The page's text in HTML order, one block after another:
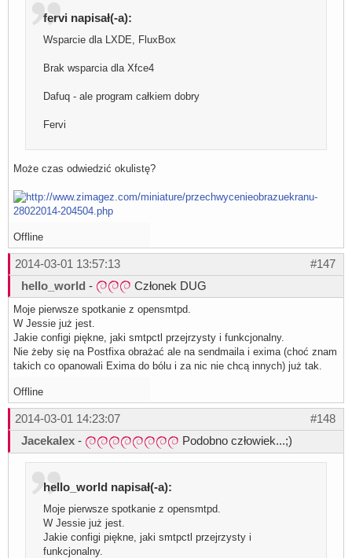
fervi napisał(-a):
Wsparcie dla LXDE, FluxBox
Brak wsparcia dla Xfce4
Dafuq - ale program całkiem dobry
Fervi
Może czas odwiedzić okulistę?
Offline
#147
2014-03-01 13:57:13
hello_world - Członek DUG
Moje pierwsze spotkanie z opensmtpd.
W Jessie już jest.
Jakie configi piękne, jaki smtpctl przejrzysty i funkcjonalny.
Nie żeby się na Postfixa obrażać ale na sendmaila i exima (choć znam
takich co opanowali Exima do bólu i za nic nie chcą innych) już tak.
Offline
#148
2014-03-01 14:23:07
Jacekalex - Podobno człowiek...;)
hello_world napisał(-a):
Moje pierwsze spotkanie z opensmtpd.
W Jessie już jest.
Jakie configi piękne, jaki smtpctl przejrzysty i
funkcjonalny.